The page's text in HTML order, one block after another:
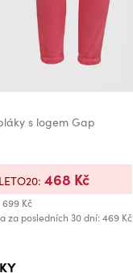
s logem Gap
699 Kč
za posledních 30 dní: 469 Kč
468 Kč